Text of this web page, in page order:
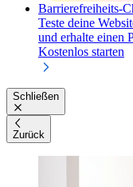
Barrierefreiheits-
Teste deine
und erhalte einen
Kostenlos starten
Schließen
Zurück